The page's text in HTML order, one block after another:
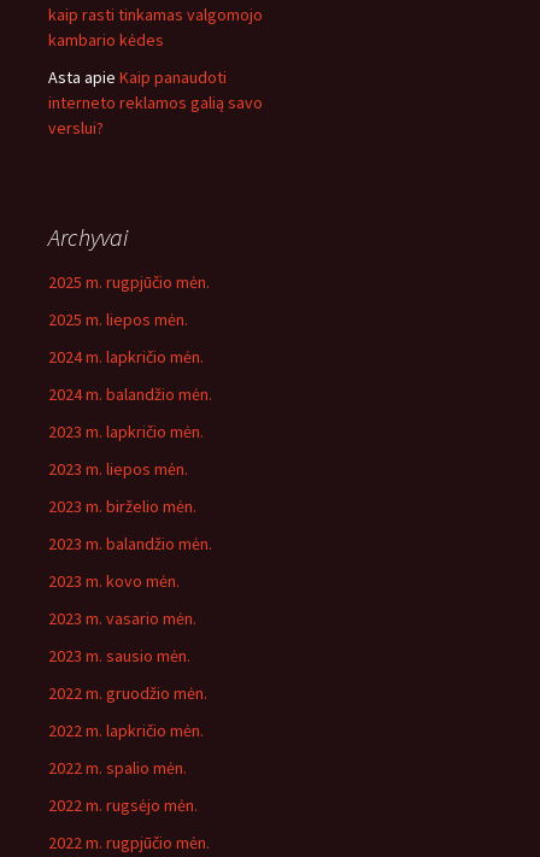
kaip rasti tinkamas valgomojo
kambario kėdes
Asta apie Kaip panaudoti
interneto reklamos galią savo
verslui?
Archyvai
2025 m. rugpjūčio mėn.
2025 m. liepos mėn.
2024 m. lapkričio mėn.
2024 m. balandžio mėn.
2023 m. lapkričio mėn.
2023 m. liepos mėn.
2023 m. birželio mėn.
2023 m. balandžio mėn.
2023 m. kovo mėn.
2023 m. vasario mėn.
2023 m. sausio mėn.
2022 m. gruodžio mėn.
2022 m. lapkričio mėn.
2022 m. spalio mėn.
2022 m. rugsėjo mėn.
2022 m. rugpjūčio mėn.